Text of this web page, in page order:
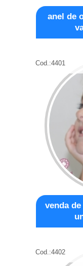
anel de
Cod.:4401
venda
Cod.:4402